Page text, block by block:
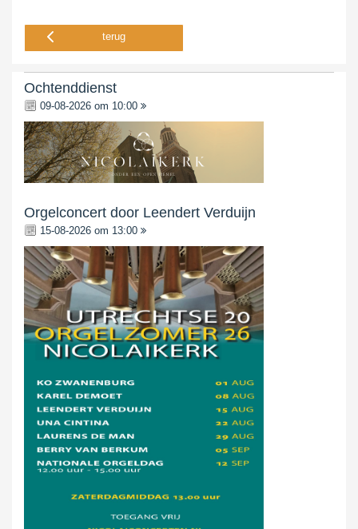
terug
Ochtenddienst
09-08-2026 om 10:00
Orgelconcert door Leendert Verduijn
15-08-2026 om 13:00